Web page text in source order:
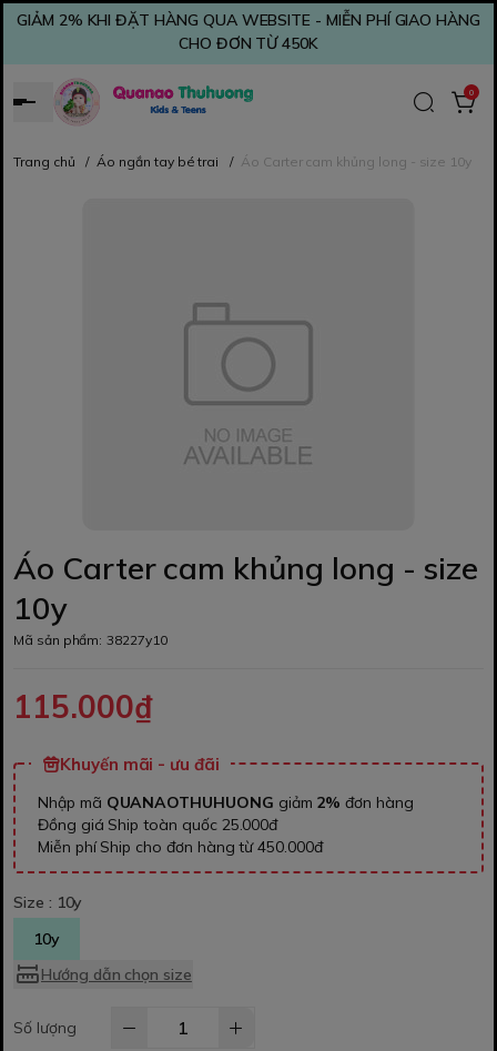
GIẢM 2% KHI ĐẶT HÀNG QUA WEBSITE - MIỄN PHÍ GIAO HÀNG
CHO ĐƠN TỪ 450K
0
Trang chủ / Áo ngắn tay bé trai / Áo Carter cam khủng long - size 10y
Áo Carter cam khủng long - size
10y
Mã sản phẩm: 38227y10
115.000₫
Khuyến mãi - ưu đãi
Nhập mã QUANAOTHUHUONG giảm 2% đơn hàng
Đồng giá Ship toàn quốc 25.000đ
Miễn phí Ship cho đơn hàng từ 450.000đ
Size : 10y
10y
Hướng dẫn chọn size
Số lượng